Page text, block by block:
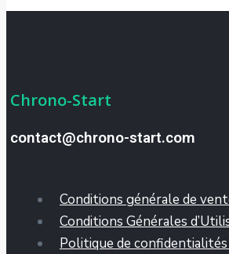
Chrono-Start
contact@chrono-start.com
Conditions générale de
Conditions Générales
Politique de confidentialités